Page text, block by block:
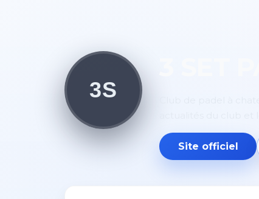
3S
Site officiel